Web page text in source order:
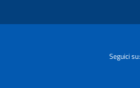
Seguici su: